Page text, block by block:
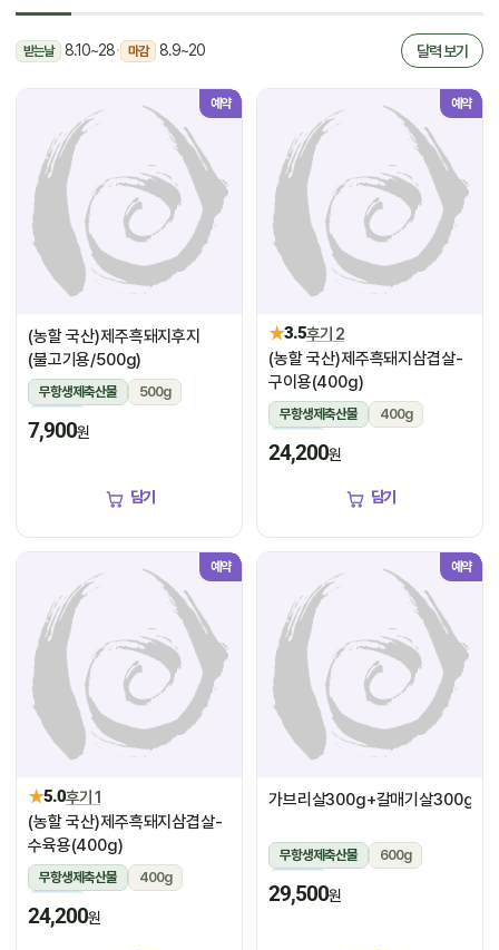
받는날 8.10~28· 마감 8.9~20 달력 보기
예약
(농할 국산)제주흑돼지후지
(불고기용/500g)
무항생제축산물
500g
냉장
7,900원
담기
예약
★3.5후기 2
(농할 국산)제주흑돼지삼겹살-
구이용(400g)
무항생제축산물
400g
냉장
24,200원
담기
예약
★5.0후기 1
(농할 국산)제주흑돼지삼겹살-
수육용(400g)
무항생제축산물
400g
냉장
24,200원
예약
가브리살300g+갈매기살300g
무항생제축산물
600g
냉장
29,500원